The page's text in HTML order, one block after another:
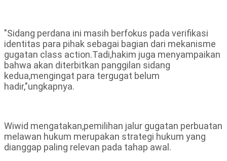
"Sidang perdana ini masih berfokus pada verifikasi
identitas para pihak sebagai bagian dari mekanisme
gugatan class action.Tadi,hakim juga menyampaikan
bahwa akan diterbitkan panggilan sidang
kedua,mengingat para tergugat belum
hadir,"ungkapnya.
Wiwid mengatakan,pemilihan jalur gugatan perbuatan
melawan hukum merupakan strategi hukum yang
dianggap paling relevan pada tahap awal.